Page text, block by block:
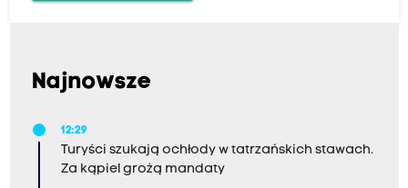
Najnowsze
12:29
Turyści szukają ochłody w tatrzańskich stawach.
Za kąpiel grożą mandaty